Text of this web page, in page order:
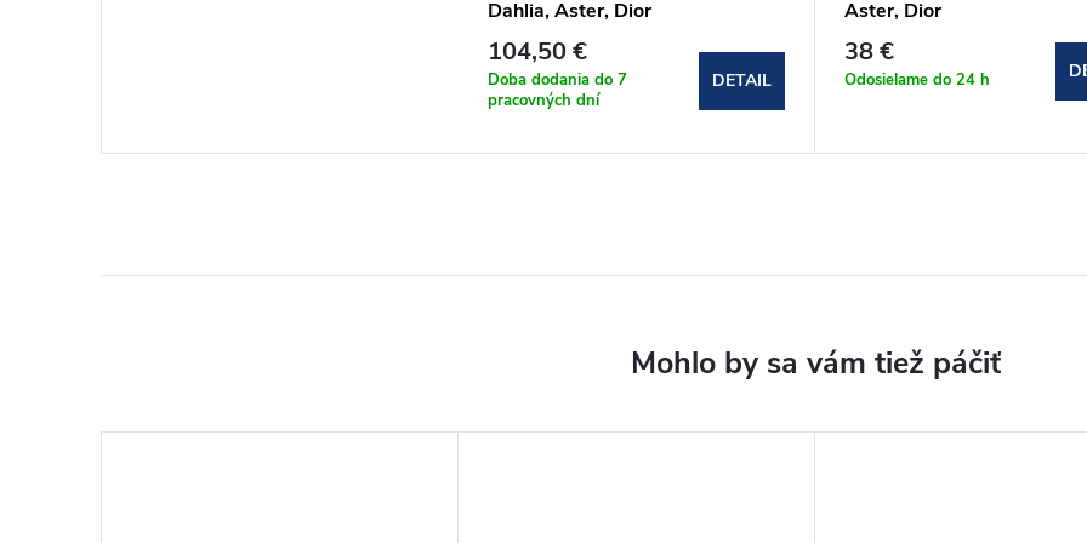
Dahlia, Aster, Dior
104,50 €
Doba dodania do 7
pracovných dní
DETAIL
Aster, Dior
38 €
Odosielame do 24 h